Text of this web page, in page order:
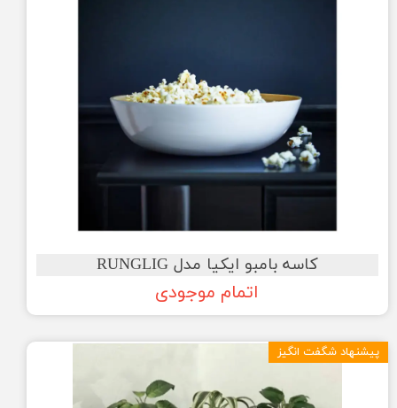
کاسه بامبو ایکیا مدل RUNGLIG
اتمام موجودی
پیشنهاد شگفت انگیز